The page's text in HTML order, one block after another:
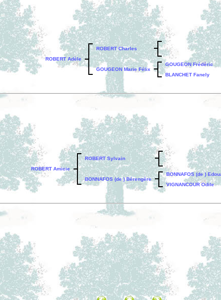
ROBERT Adèle
ROBERT Charles
GOUGEON Marie Félix
GOUGEON Frédéric
BLANCHET Fanely
ROBERT Amicie
ROBERT Sylvain
BONNAFOS (de ) Bérengère
BONNAFOS (de )
VIGNANCOUR Odile